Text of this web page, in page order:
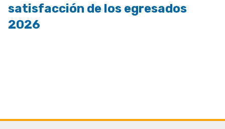
satisfacción de los egresados
2026